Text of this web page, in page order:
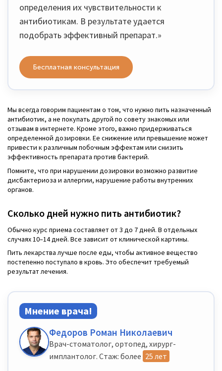
определения их чувствительности к
антибиотикам. В результате удается
подобрать эффективный препарат.»
Бесплатная консультация
Мы всегда говорим пациентам о том, что нужно пить назначенный
антибиотик, а не покупать другой по совету знакомых или
отзывам в интернете. Кроме этого, важно придерживаться
определенной дозировки. Ее снижение или превышение может
привести к различным побочным эффектам или снизить
эффективность препарата против бактерий.
Помните, что при нарушении дозировки возможно развитие
дисбактериоза и аллергии, нарушение работы внутренних
органов.
Сколько дней нужно пить антибиотик?
Обычно курс приема составляет от 3 до 7 дней. В отдельных
случаях 10–14 дней. Все зависит от клинической картины.
Пить лекарства лучше после еды, чтобы активное вещество
постепенно поступало в кровь. Это обеспечит требуемый
результат лечения.
Мнение врача!
Федоров Роман Николаевич
Врач-стоматолог, ортопед, хирург-
имплантолог. Стаж: более 25 лет